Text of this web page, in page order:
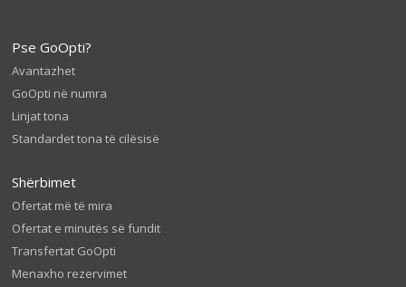
Pse GoOpti?
Avantazhet
GoOpti në numra
Linjat tona
Standardet tona të cilësisë
Shërbimet
Ofertat më të mira
Ofertat e minutës së fundit
Transfertat GoOpti
Menaxho rezervimet